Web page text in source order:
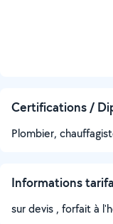
Certifications /
Plombier,
Informations
sur devis , forfait à